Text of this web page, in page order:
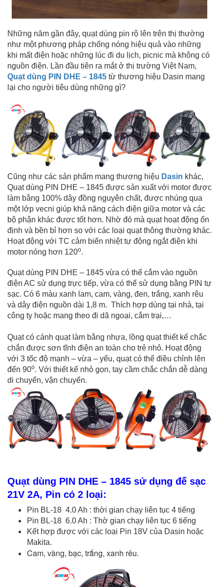
Những năm gần đây, quạt dùng pin rộ lên trên thị thường
như một phương pháp chống nóng hiệu quả vào những
khi mất điện hoặc những lúc đi du lịch, picnic mà không có
nguồn điện. Lần đầu tiên ra mắt ở thị trường Việt Nam,
Quạt dùng PIN DHE – 1845 từ thương hiệu Dasin mang
lại cho người tiêu dùng những gì?
Cũng như các sản phẩm mang thương hiệu Dasin khác,
Quạt dùng PIN DHE – 1845 được sản xuất với motor được
làm bằng 100% dây đồng nguyên chất, được nhúng qua
một lớp vecni giúp khả năng cách điện giữa motor và các
bộ phận khác được tốt hơn. Nhờ đó mà quạt hoạt động ổn
định và bền bỉ hơn so với các loại quạt thông thường khác.
Hoạt động với TC cảm biến nhiệt tự động ngắt điện khi
motor nóng hơn 120o.
Quạt dùng PIN DHE – 1845 vừa có thể cắm vào nguồn
điện AC sử dụng trực tiếp, vừa có thể sử dụng bằng PIN tự
sạc. Có 6 màu xanh lam, cam, vàng, đen, trắng, xanh rêu
và dây điện nguồn dài 1,8 m. Thích hợp dùng tại nhà, tại
công ty hoặc mang theo đi dã ngoại, cắm trại,…
Quạt có cánh quạt làm bằng nhựa, lồng quạt thiết kế chắc
chắn được sơn tĩnh điện an toàn cho trẻ nhỏ. Hoạt động
với 3 tốc độ mạnh – vừa – yếu, quạt có thể điều chỉnh lên
đến 90o. Với thiết kế nhỏ gọn, tay cầm chắc chắn dễ dàng
di chuyển, vận chuyển.
Quạt dùng PIN DHE – 1845 sử dụng đế sạc
21V 2A, Pin có 2 loại:
Pin BL-18 4.0 Ah : thời gian chạy liên tục 4 tiếng
Pin BL-18 6.0 Ah : Thờ gian chạy liên tục 6 tiếng
Kết hợp được với các loại Pin 18V của Dasin hoặc
Makita.
Cam, vàng, bạc, trắng, xanh rêu.